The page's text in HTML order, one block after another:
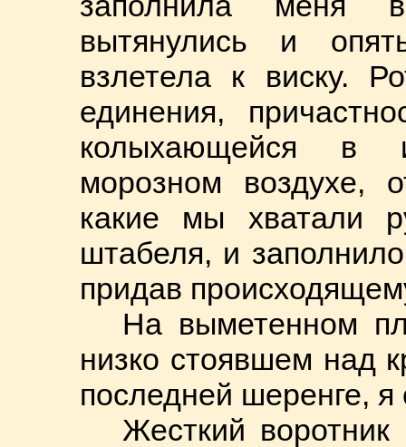
вытянулись и
взлетела к виску.
единения,
колыхающейся в
морозном воздухе,
какие мы хватали
штабеля, и
придав
На выметенном
низко стоявшем над
последней шеренге,
Жесткий